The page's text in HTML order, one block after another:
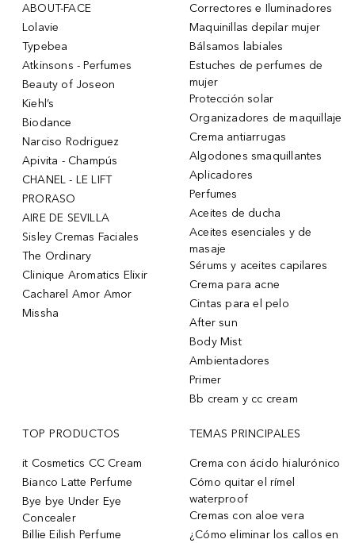
ABOUT-FACE
Lolavie
Typebea
Atkinsons - Perfumes
Beauty of Joseon
Kiehl’s
Biodance
Narciso Rodriguez
Apivita - Champús
CHANEL - LE LIFT
PRORASO
AIRE DE SEVILLA
Sisley Cremas Faciales
The Ordinary
Clinique Aromatics Elixir
Cacharel Amor Amor
Missha
Correctores e Iluminadores
Maquinillas depilar mujer
Bálsamos labiales
Estuches de perfumes de
mujer
Protección solar
Organizadores de maquillaje
Crema antiarrugas
Algodones smaquillantes
Aplicadores
Perfumes
Aceites de ducha
Aceites esenciales y de
masaje
Sérums y aceites capilares
Crema para acne
Cintas para el pelo
After sun
Body Mist
Ambientadores
Primer
Bb cream y cc cream
TOP PRODUCTOS
it Cosmetics CC Cream
Bianco Latte Perfume
Bye bye Under Eye
Concealer
Billie Eilish Perfume
TEMAS PRINCIPALES
Crema con ácido hialurónico
Cómo quitar el rímel
waterproof
Cremas con aloe vera
¿Cómo eliminar los callos en